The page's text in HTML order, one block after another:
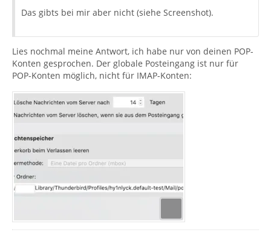
Das gibts bei mir aber nicht (siehe Screenshot).
Lies nochmal meine Antwort, ich habe nur von deinen POP-
Konten gesprochen. Der globale Posteingang ist nur für
POP-Konten möglich, nicht für IMAP-Konten: